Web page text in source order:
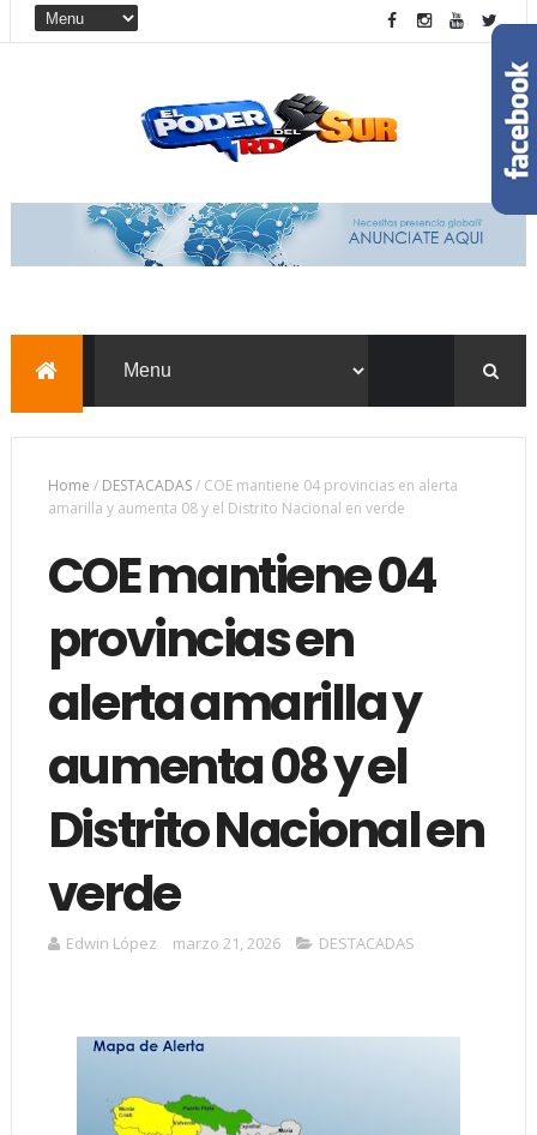
Home / DESTACADAS/ COE mantiene 04 provincias en alerta
amarilla y aumenta 08 y el Distrito Nacional en verde
COE mantiene 04
provincias en
alerta amarilla y
aumenta 08 y el
Distrito Nacional en
verde
Edwin López marzo 21, 2026 DESTACADAS